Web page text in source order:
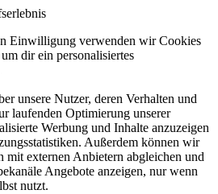
Einwilligung verwenden wir Cookies
dir ein personalisiertes
unsere Nutzer, deren Verhalten und
laufenden Optimierung unserer
Werbung und Inhalte anzuzeigen
Außerdem können wir
mit externen Anbietern abgleichen und
Angebote anzeigen, nur wenn
nutzt.